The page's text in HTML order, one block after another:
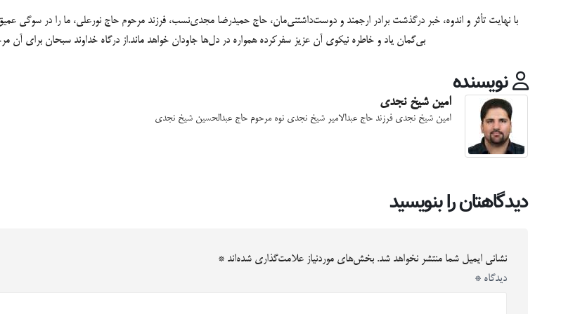
با نهایت تأثر و اندوه، خبر درگذشت برادر ارجمند و دوست‌داشتنی‌مان، حاج حمیدرضا مجدی‌نسب، فرزند مرحوم حاج نورعلی، ما را در سوگی
بی‌گمان یاد و خاطره نیکوی آن عزیز سفرکرده همواره در دل‌ها جاودان خواهد ماند.از درگاه خداوند سبحان برای آن
نویسنده
امین شیخ نجدی
امین شیخ نجدی فرزند حاج عبدالامیر شیخ نجدی نوه مرحوم حاج عبدالحسین شیخ نجدی
دیدگاهتان را بنویسید
نشانی ایمیل شما منتشر نخواهد شد. بخش‌های موردنیاز علامت‌گذاری شده‌اند *
دیدگاه *